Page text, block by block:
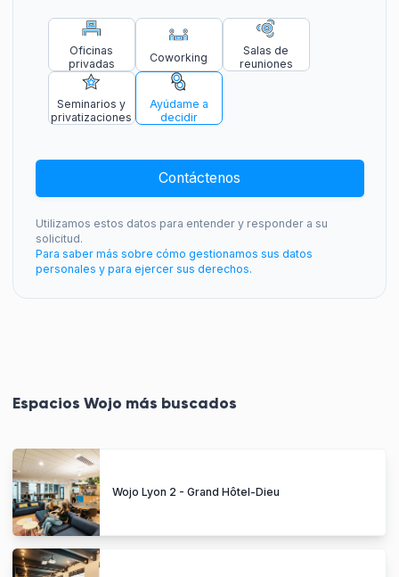
Oficinas
privadas
Coworking
Salas de
reuniones
Seminarios y
privatizaciones
Ayúdame a
decidir
Contáctenos
Utilizamos estos datos para entender y responder a su
solicitud.
Para saber más sobre cómo gestionamos sus datos
personales y para ejercer sus derechos.
Espacios Wojo más buscados
Wojo Lyon 2 - Grand Hôtel-Dieu